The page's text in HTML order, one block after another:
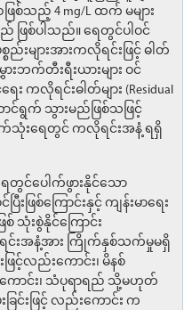
စ်သည့် 4 mg/L ထက် မများ
ဖြစ်ပါသည်။ ရေတွင်ပါဝင်
ည်းများအားကလိုရင်းဖြင့် ဓါတ်
ားဘက်တီးရီးယားများ ဝင်
း ကလိုရင်းဓါတ်များ (Residual
ာင်ရွက် သွားမည်ဖြစ်သဖြင့်
သုံးရေတွင် ကလိုရင်းအနံ့ ရရှိ
တွင်ပေါက်ဖွားနိုင်သော
ြီးဖြစ်ကြောင်းနှင့် ကျန်းမာရေး
သုံးစွဲနိုင်ကြောင်း
းအနံ့အား ကြိုက်နှစ်သက်မှုမရှိ
င့်လည်းကောင်း၊ မိနစ်
ကောင်း၊ သံပုရာရည် သို့မဟုတ်
င်းဖြင့် လည်းကောင်း က